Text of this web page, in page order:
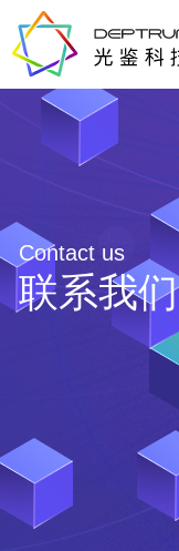
Contact us
联系我们